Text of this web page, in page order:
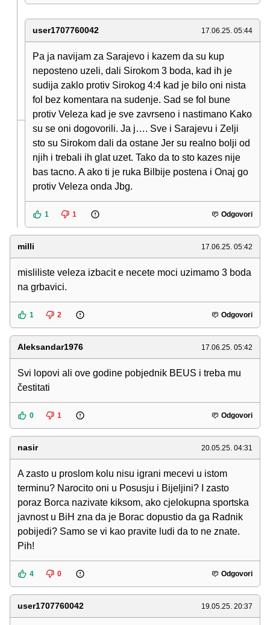
user1707760042 17.06.25. 05:44
Pa ja navijam za Sarajevo i kazem da su kup
neposteno uzeli, dali Sirokom 3 boda, kad ih je
sudija zaklo protiv Sirokog 4:4 kad je bilo oni nista
fol bez komentara na sudenje. Sad se fol bune
protiv Veleza kad je sve zavrseno i nastimano Kako
su se oni dogovorili. Ja j…. Sve i Sarajevu i Zelji
sto su Sirokom dali da ostane Jer su realno bolji od
njih i trebali ih glat uzet. Tako da to sto kazes nije
bas tacno. A ako ti je ruka Bilbije postena i Onaj go
protiv Veleza onda Jbg.
1 1 Odgovori
milli 17.06.25. 05:42
misliliste veleza izbacit e necete moci uzimamo 3 boda
na grbavici.
1 2 Odgovori
Aleksandar1976 17.06.25. 05:42
Svi lopovi ali ove godine pobjednik BEUS i treba mu
čestitati
0 1 Odgovori
nasir 20.05.25. 04:31
A zasto u proslom kolu nisu igrani mecevi u istom
terminu? Narocito oni u Posusju i Bijeljini? I zasto
poraz Borca nazivate kiksom, ako cjelokupna sportska
javnost u BiH zna da je Borac dopustio da ga Radnik
pobijedi? Samo se vi kao pravite ludi da to ne znate.
Pih!
4 0 Odgovori
user1707760042 19.05.25. 20:37